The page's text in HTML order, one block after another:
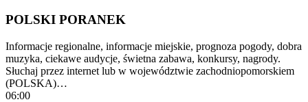
POLSKI PORANEK
Informacje regionalne, informacje miejskie, prognoza pogody, dobra
muzyka, ciekawe audycje, świetna zabawa, konkursy, nagrody.
Słuchaj przez internet lub w województwie zachodniopomorskiem
(POLSKA)…
06:00